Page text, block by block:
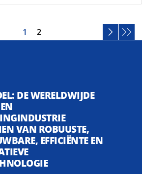
1 2
DE WERELDWIJDE
VAN ROBUUSTE,
EFFICIËNTE EN